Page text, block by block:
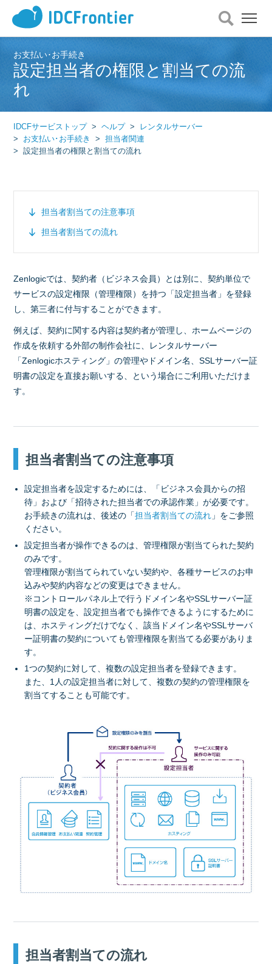
メ
ニ
ュ
を
開
お支払い･お手続き
設定担当者の権限と割当ての流
れ
IDCFサービストップ ヘルプ
レンタルサーバー
お支払い･お手続き
担当者関連
設定担当者の権限と割当ての流れ
担当者割当ての注意事項
担当者割当ての流れ
Zenlogicでは、契約者（ビジネス会員）とは別に、契約単位で
サービスの設定権限（管理権限）を持つ「設定担当者」を登録
し、第三者に付与することができます。
例えば、契約に関する内容は契約者が管理し、ホームページの
作成を依頼する外部の制作会社に、レンタルサーバー
「Zenlogicホスティング」の管理やドメイン名、SSLサーバー証
明書の設定を直接お願いする、という場合にご利用いただけま
す。
担当者割当ての注意事項
設定担当者を設定するためには、「ビジネス会員からの招
待」および「招待された担当者での承認作業」が必要です。
お手続きの流れは、後述の「担当者割当ての流れ 」をご参照
ください。
設定担当者が操作できるのは、管理権限が割当てられた契約
のみです。
管理権限が割当てられていない契約や、各種サービスのお申
込みや契約内容などの変更はできません。
※コントロールパネル上で行うドメイン名やSSLサーバー証
明書の設定を、設定担当者でも操作できるようにするために
は、ホスティングだけでなく、該当ドメイン名やSSLサーバ
ー証明書の契約についても管理権限を割当てる必要がありま
す。
1つの契約に対して、複数の設定担当者を登録できます。
また、1人の設定担当者に対して、複数の契約の管理権限を
割当てすることも可能です。
担当者割当ての流れ